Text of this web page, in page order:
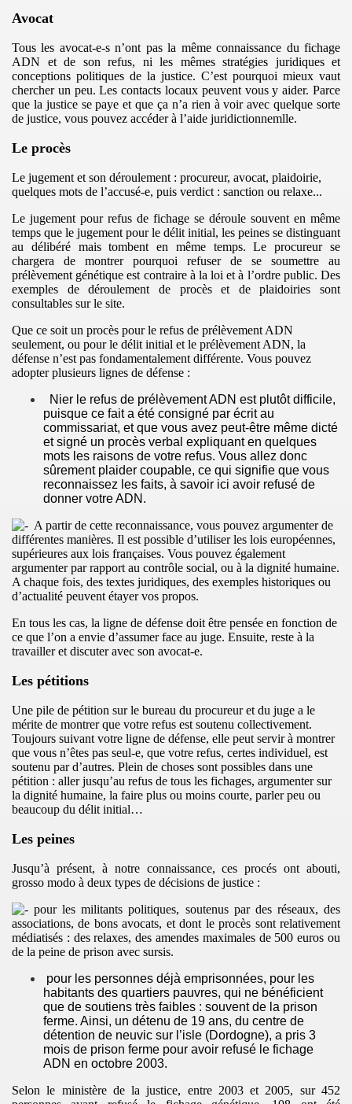
Avocat
Tous les avocat-e-s n’ont pas la même connaissance du fichage
ADN et de son refus, ni les mêmes stratégies juridiques et
conceptions politiques de la justice. C’est pourquoi mieux vaut
chercher un peu. Les contacts locaux peuvent vous y aider. Parce
que la justice se paye et que ça n’a rien à voir avec quelque sorte
de justice, vous pouvez accéder à l’aide juridictionnemlle.
Le procès
Le jugement et son déroulement : procureur, avocat, plaidoirie,
quelques mots de l’accusé-e, puis verdict : sanction ou relaxe...
Le jugement pour refus de fichage se déroule souvent en même
temps que le jugement pour le délit initial, les peines se distinguant
au délibéré mais tombent en même temps. Le procureur se
chargera de montrer pourquoi refuser de se soumettre au
prélèvement génétique est contraire à la loi et à l’ordre public. Des
exemples de déroulement de procès et de plaidoiries sont
consultables sur le site.
Que ce soit un procès pour le refus de prélèvement ADN
seulement, ou pour le délit initial et le prélèvement ADN, la
défense n’est pas fondamentalement différente. Vous pouvez
adopter plusieurs lignes de défense :
Nier le refus de prélèvement ADN est plutôt difficile,
puisque ce fait a été consigné par écrit au
commissariat, et que vous avez peut-être même dicté
et signé un procès verbal expliquant en quelques
mots les raisons de votre refus. Vous allez donc
sûrement plaider coupable, ce qui signifie que vous
reconnaissez les faits, à savoir ici avoir refusé de
donner votre ADN.
A partir de cette reconnaissance, vous pouvez argumenter de
différentes manières. Il est possible d’utiliser les lois européennes,
supérieures aux lois françaises. Vous pouvez également
argumenter par rapport au contrôle social, ou à la dignité humaine.
A chaque fois, des textes juridiques, des exemples historiques ou
d’actualité peuvent étayer vos propos.
En tous les cas, la ligne de défense doit être pensée en fonction de
ce que l’on a envie d’assumer face au juge. Ensuite, reste à la
travailler et discuter avec son avocat-e.
Les pétitions
Une pile de pétition sur le bureau du procureur et du juge a le
mérite de montrer que votre refus est soutenu collectivement.
Toujours suivant votre ligne de défense, elle peut servir à montrer
que vous n’êtes pas seul-e, que votre refus, certes individuel, est
soutenu par d’autres. Plein de choses sont possibles dans une
pétition : aller jusqu’au refus de tous les fichages, argumenter sur
la dignité humaine, la faire plus ou moins courte, parler peu ou
beaucoup du délit initial…
Les peines
Jusqu’à présent, à notre connaissance, ces procés ont abouti,
grosso modo à deux types de décisions de justice :
pour les militants politiques, soutenus par des réseaux, des
associations, de bons avocats, et dont le procès sont relativement
médiatisés : des relaxes, des amendes maximales de 500 euros ou
de la peine de prison avec sursis.
pour les personnes déjà emprisonnées, pour les
habitants des quartiers pauvres, qui ne bénéficient
que de soutiens très faibles : souvent de la prison
ferme. Ainsi, un détenu de 19 ans, du centre de
détention de neuvic sur l’isle (Dordogne), a pris 3
mois de prison ferme pour avoir refusé le fichage
ADN en octobre 2003.
Selon le ministère de la justice, entre 2003 et 2005, sur 452
anarchistes)
(GISTI)